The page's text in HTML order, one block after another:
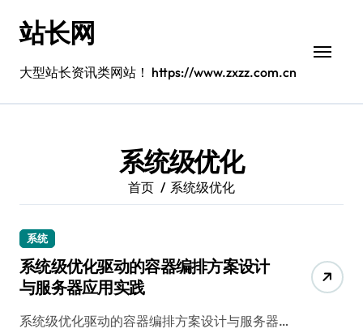
站长网
大型站长资讯类网站！ https://www.zxzz.com.cn
系统级优化
首页 系统级优化
系统
系统级优化驱动的容器编排方案设计
与服务器应用实践
系统级优化驱动的容器编排方案设计与服务器…